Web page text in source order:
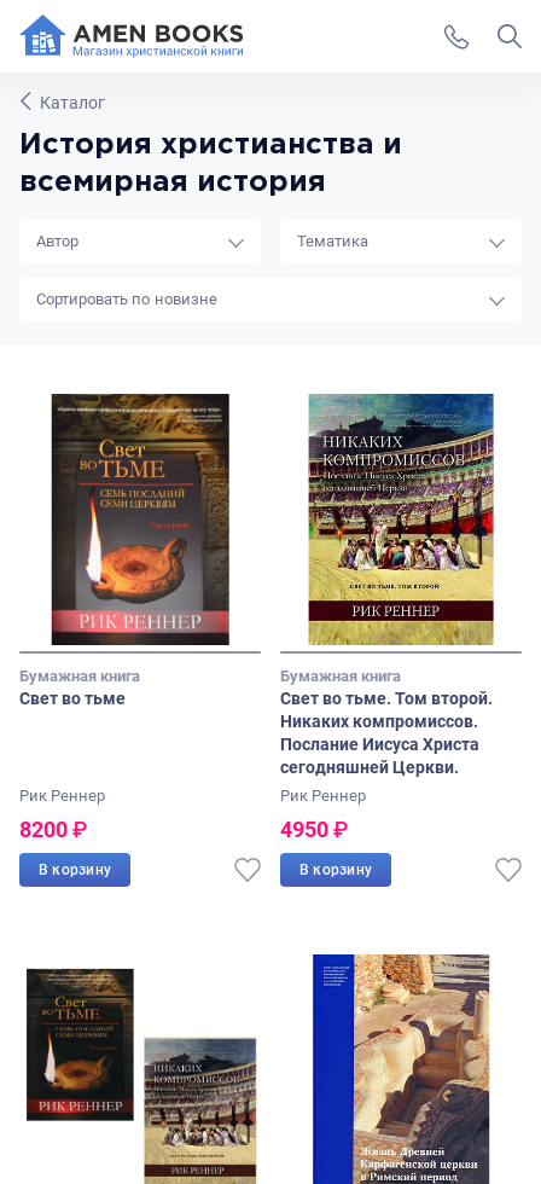
Каталог
История христианства и
всемирная история
Автор Тематика
новизне
Бумажная книга
Свет во тьме
Рик Реннер
8200₽
В корзину
Бумажная книга
Свет во тьме. Том второй.
Никаких компромиссов.
Послание Иисуса Христа
сегодняшней Церкви.
Рик Реннер
4950₽
В корзину